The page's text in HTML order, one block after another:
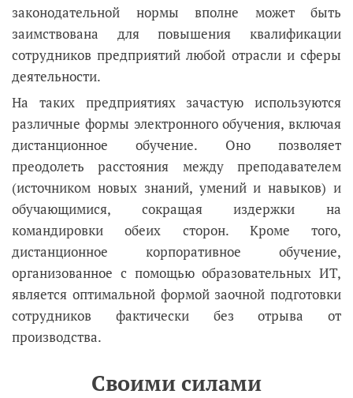
законодательной нормы вполне может быть
заимствована для повышения квалификации
сотрудников предприятий любой отрасли и сферы
деятельности.
На таких предприятиях зачастую используются
различные формы электронного обучения, включая
дистанционное обучение. Оно позволяет
преодолеть расстояния между преподавателем
(источником новых знаний, умений и навыков) и
обучающимися, сокращая издержки на
командировки обеих сторон. Кроме того,
дистанционное корпоративное обучение,
организованное с помощью образовательных ИТ,
является оптимальной формой заочной подготовки
сотрудников фактически без отрыва от
производства.
Своими силами